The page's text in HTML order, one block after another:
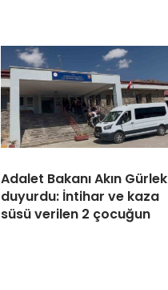
Adalet Bakanı Akın Gürlek
duyurdu: İntihar ve kaza
süsü verilen 2 çocuğun